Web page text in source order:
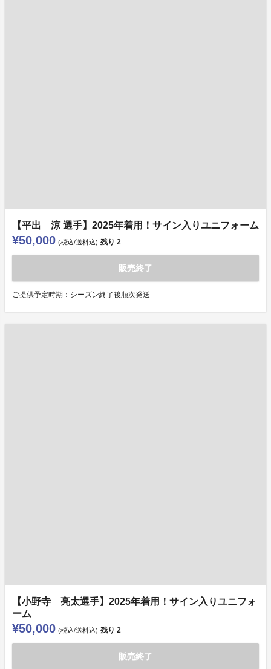
【平出 涼 選手】2025年着用！サイン入りユニフォーム
¥50,000 (税込/送料込) 残り 2
販売終了
ご提供予定時期：シーズン終了後順次発送
【小野寺 亮太選手】2025年着用！サイン入りユニフォ
ーム
¥50,000 (税込/送料込) 残り 2
販売終了